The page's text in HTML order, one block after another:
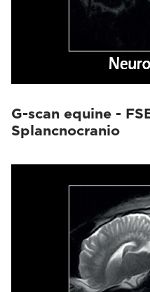
G-scan equine -
Splancnocranio